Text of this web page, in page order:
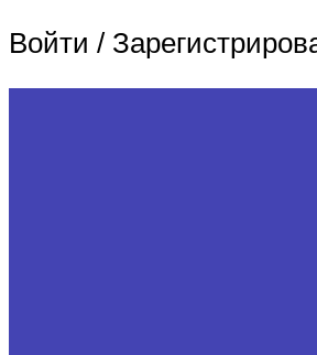
Войти /